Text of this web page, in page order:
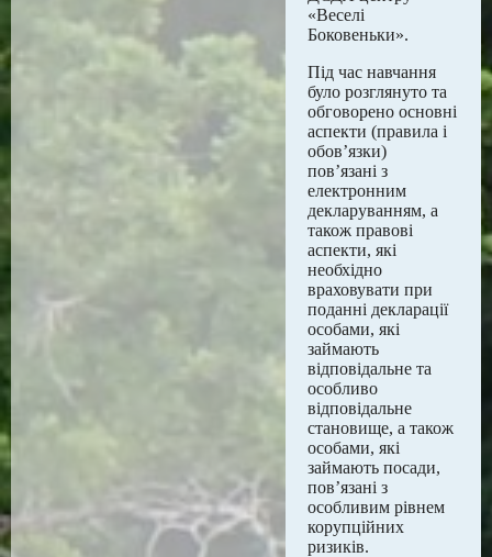
«Веселі
Боковеньки».
Під час навчання
було розглянуто та
обговорено основні
аспекти (правила і
обов’язки)
пов’язані з
електронним
декларуванням, а
також правові
аспекти, які
необхідно
враховувати при
поданні декларації
особами, які
займають
відповідальне та
особливо
відповідальне
становище, а також
особами, які
займають посади,
пов’язані з
особливим рівнем
корупційних
ризиків.